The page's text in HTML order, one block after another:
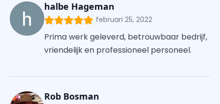
halbe Hageman
februari 25, 2022
Prima werk geleverd, betrouwbaar bedrijf,
vriendelijk en professioneel personeel.
Rob Bosman